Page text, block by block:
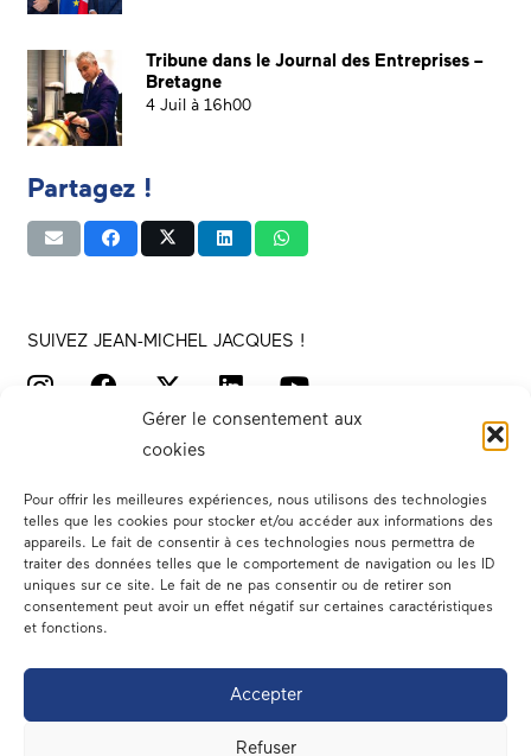
Gérer le consentement aux
cookies
Pour offrir les meilleures expériences, nous utilisons des technologies
telles que les cookies pour stocker et/ou accéder aux informations des
appareils. Le fait de consentir à ces technologies nous permettra de
traiter des données telles que le comportement de navigation ou les ID
uniques sur ce site. Le fait de ne pas consentir ou de retirer son
consentement peut avoir un effet négatif sur certaines caractéristiques
et fonctions.
Accepter
Refuser
Tribune dans le Journal des Entreprises –
Bretagne
4 Juil à 16h00
Partagez !
SUIVEZ JEAN-MICHEL JACQUES !
Votre député
Dans les médias
En circonscription